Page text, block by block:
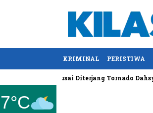
KRIMINAL PERISTIWA
Tewas usai Diterjang Tornado Dahsyat